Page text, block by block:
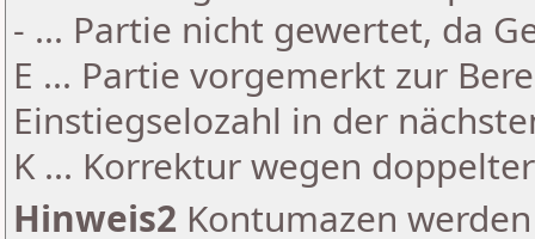
- ... Partie nicht gewertet, da
E ... Partie vorgemerkt zur
Einstiegselozahl in der
K ... Korrektur wegen
Hinweis2 Kontumazen